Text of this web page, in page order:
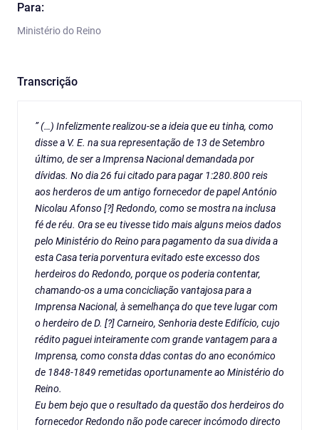
Para:
Ministério do Reino
Transcrição
” (…) Infelizmente realizou-se a ideia que eu tinha, como
disse a V. E. na sua representação de 13 de Setembro
último, de ser a Imprensa Nacional demandada por
dívidas. No dia 26 fui citado para pagar 1:280.800 reis
aos herderos de um antigo fornecedor de papel António
Nicolau Afonso [?] Redondo, como se mostra na inclusa
fé de réu. Ora se eu tivesse tido mais alguns meios dados
pelo Ministério do Reino para pagamento da sua divida a
esta Casa teria porventura evitado este excesso dos
herdeiros do Redondo, porque os poderia contentar,
chamando-os a uma concicliação vantajosa para a
Imprensa Nacional, à semelhança do que teve lugar com
o herdeiro de D. [?] Carneiro, Senhoria deste Edifício, cujo
rédito paguei inteiramente com grande vantagem para a
Imprensa, como consta ddas contas do ano económico
de 1848-1849 remetidas oportunamente ao Ministério do
Reino.
Eu bem bejo que o resultado da questão dos herdeiros do
fornecedor Redondo não pode carecer incómodo directo